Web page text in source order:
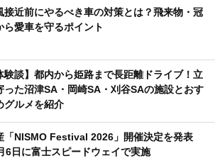
接近前にやるべき車の対策とは？飛来物・冠
ら愛車を守るポイント
験談】都内から姫路まで長距離ドライブ！立
った沼津SA・岡崎SA・刈谷SAの施設とおす
グルメを紹介
「NISMO Festival 2026」開催決定を発表
6日に富士スピードウェイで実施